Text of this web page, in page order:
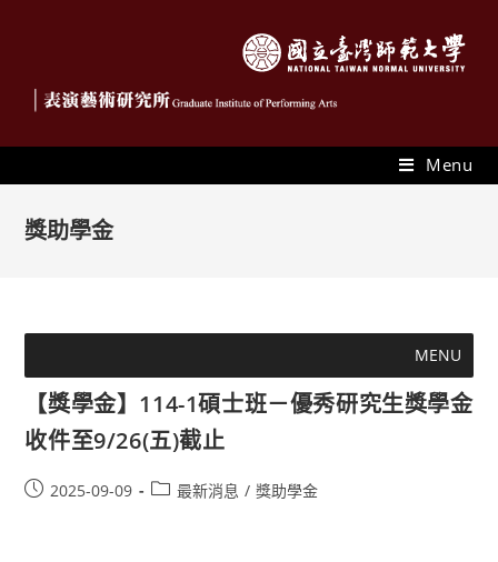
Menu
獎助學金
MENU
【獎學金】114-1碩士班－優秀研究生獎學金
收件至9/26(五)截止
2025-09-09 最新消息 / 獎助學金